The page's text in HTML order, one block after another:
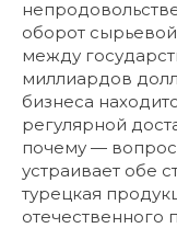
оборот
между
миллиардов
бизнеса
регулярной
почему — вопрос
устраивает обе
турецкая
отечественного